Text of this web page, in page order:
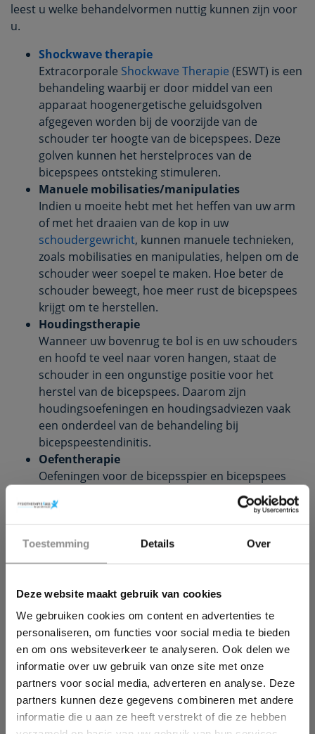
Toestemming Details Over
Deze website maakt gebruik van cookies
We gebruiken cookies om content en advertenties te
personaliseren, om functies voor social media te bieden
en om ons websiteverkeer te analyseren. Ook delen we
informatie over uw gebruik van onze site met onze
partners voor social media, adverteren en analyse. Deze
partners kunnen deze gegevens combineren met andere
informatie die u aan ze heeft verstrekt of die ze hebben
leest u welke behandelvormen nuttig kunnen zijn voor
u.
Shockwave therapie
Extracorporale Shockwave Therapie (ESWT) is een
behandeling waarbij er door middel van een
apparaat hoogenergetische geluidsgolven
afgegeven worden bij de voorzijde van de
schouder ter hoogte van de bicepspees. Deze
golven kunnen het herstelproces van de
bicepspees ontsteking stimuleren.
Manuele mobilisaties/manipulaties
Indien u moeite hebt met het heffen van uw arm
of met het draaien van de kop in uw
schoudergewricht, kunnen manuele technieken,
zoals mobilisaties en manipulaties, helpen om de
schouder weer soepel te maken. Hoe beter de
schouder beweegt, hoe meer rust de bicepspees
krijgt om te herstellen.
Houdingstherapie
Wanneer uw bovenrug te bol is en uw schouders
en hoofd te veel naar voren hangen, staat de
schouder in een ongunstige positie voor het
herstel van de bicepspees. Daarom zijn
houdingsoefeningen en houdingsadviezen vaak
een onderdeel van de behandeling bij
bicepspeestendinitis.
Oefentherapie
Oefeningen voor de bicepsspier en bicepspees
kunnen een onderdeel zijn van de behandeling.
Ook stabiliteitsoefeningen voor de schouder en
oefeningen zijn vaak zinvol om te doen bij deze
blessure.
Om de bicepsspier en evt. omliggende schouder-
en armspieren te ontspannen, kan een
behandeling metdry needlingof
triggerpointtherapie nuttig zijn. Hierbij worden
spierknopen (ophopingen van afvalstoffen in de
spier) ‘ontladen’ waardoor de spier beter kan
ontspannen. Bij dry needling gebeurt dit door de
knoop aan te prikken met een ‘droog’ naaldje en
bijtriggerpoint therapiedoor druk te geven op de
Wil jij ook een pijnvrij leven?
Download hieronder dan gratis ons e-book!